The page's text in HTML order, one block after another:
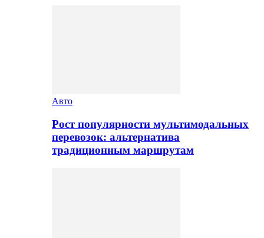
Авто
Рост популярности мультимодальных
перевозок: альтернатива
традиционным маршрутам